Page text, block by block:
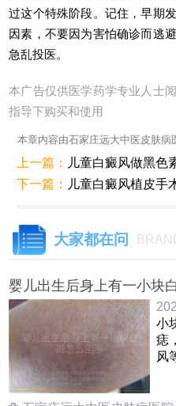
过这个特殊阶段。记住，早期
因素，不要因为害怕确诊而逃
急乱投医。
本广告仅供医学药学专业人士
指导下购买和使用
本章内容由石家庄远大中医皮肤病
上一篇：
儿童白癜风做黑色
下一篇：
儿童白癜风植皮手
大家都在问
婴儿出生后身上有一小块
小
痣
风